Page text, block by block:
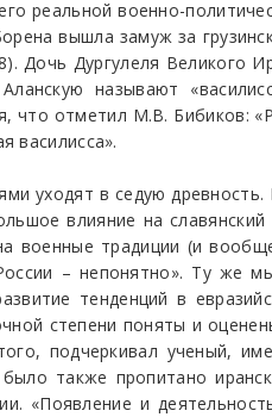
реальной военно-
вышла замуж за
Дочь Дургулеля Великого
называют
что отметил М.В. Бибиков:
василисса».
уходят в седую древность.
влияние на славянский
военные традиции (и
– непонятно». Ту же
тенденций в
степени поняты и
подчеркивал ученый,
также пропитано
«Появление и